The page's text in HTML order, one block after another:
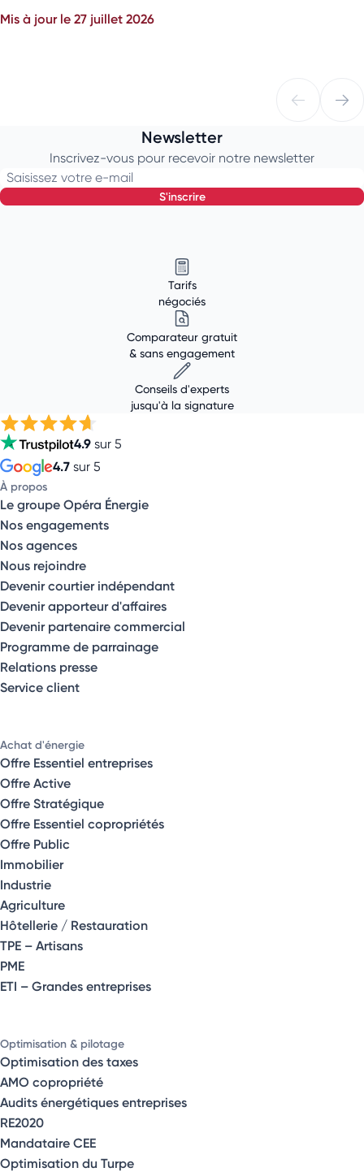
Mis à jour le 27 juillet 2026
Newsletter
Inscrivez-vous pour recevoir notre newsletter
Saisissez votre e-mail
s'inscrire
Tarifs
négociés
Comparateur gratuit
& sans engagement
Conseils d'experts
jusqu'à la signature
4.9 sur 5
4.7 sur 5
À propos
Le groupe Opéra Énergie
Nos engagements
Nos agences
Nous rejoindre
Devenir courtier indépendant
Devenir apporteur d'affaires
Devenir partenaire commercial
Programme de parrainage
Relations presse
Service client
Achat d'énergie
Offre Essentiel entreprises
Offre Active
Offre Stratégique
Offre Essentiel copropriétés
Offre Public
Immobilier
Industrie
Agriculture
Hôtellerie / Restauration
TPE – Artisans
PME
ETI – Grandes entreprises
Optimisation & pilotage
Optimisation des taxes
AMO copropriété
Audits énergétiques entreprises
RE2020
Mandataire CEE
Optimisation du Turpe